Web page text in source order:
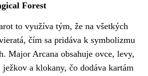
Forest
to využíva tým, že na všetkých
čím sa pridáva k symbolizmu
Major Arcana obsahuje ovce, levy,
ježkov a klokany, čo dodáva kartám